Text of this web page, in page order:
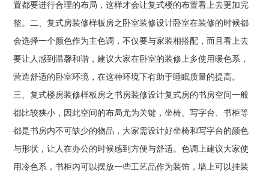
置都要进行合理的布局，这样才会让复式楼的布置看上去更加完
整。二、复式房装修样板房之卧室装修设计卧室在装修的时候都
会选择一个颜色作为主色调，不仅要与家装相搭配，而且看上去
要让人感到温馨和谐，建议大家在卧室的装修上多使用暖色系，
营造舒适的卧室环境，在这种环境下有助于睡眠质量的提高。
三、复式楼房装修样板房之书房装修设计复式房的书房空间一般
都比较狭小，因此空间的布局尤为关键，坐椅、写字台、书柜等
都是书房内不可缺少的物品，大家需设计好坐椅和写字台的颜色
与形状，让人在办公的时候感到方便与舒适。色调上建议大家使
用冷色系，书柜内可以摆放一些工艺品作为装饰，墙上可以挂装